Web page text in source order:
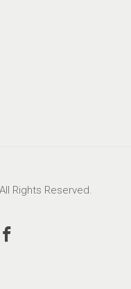
Rights Reserved.